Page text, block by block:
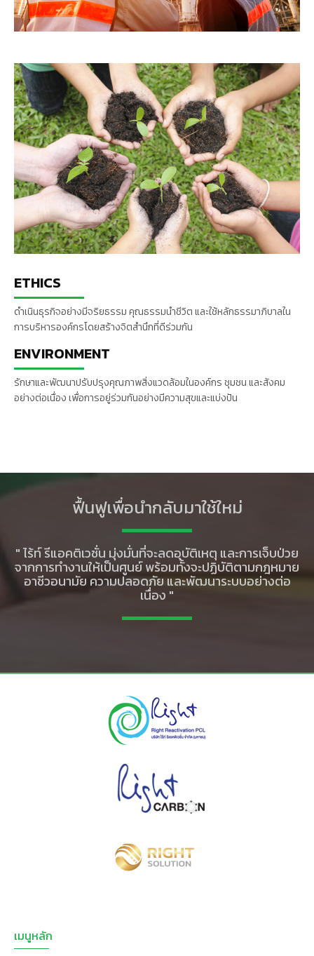
ETHICS
ดำเนินธุรกิจอย่างมีจริยธรรม คุณธรรมนำชีวิต และใช้หลักธรรมาภิบาลใน
การบริหารองค์กรโดยสร้างจิตสำนึกที่ดีร่วมกัน
ENVIRONMENT
รักษาและพัฒนาปรับปรุงคุณภาพสิ่งแวดล้อมในองค์กร ชุมชน และสังคม
อย่างต่อเนื่อง เพื่อการอยู่ร่วมกันอย่างมีความสุขและแบ่งปัน
ฟื้นฟูเพื่อนำกลับมาใช้ใหม่
" ไร้ท์ รีแอคติเวชั่น มุ่งมั่นที่จะลดอุบัติเหตุ และการเจ็บป่วย
จากการทำงานให้เป็นศูนย์ พร้อมทั้งจะปฏิบัติตามกฎหมาย
อาชีวอนามัย ความปลอดภัย และพัฒนาระบบอย่างต่อ
เนื่อง "
เมนูหลัก